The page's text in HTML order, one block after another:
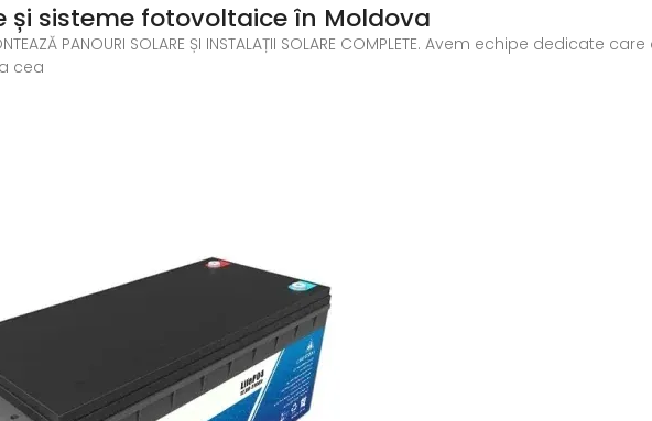
și sisteme fotovoltaice în Moldova
PANOURI SOLARE ȘI INSTALAȚII SOLARE COMPLETE. Avem echipe
cea